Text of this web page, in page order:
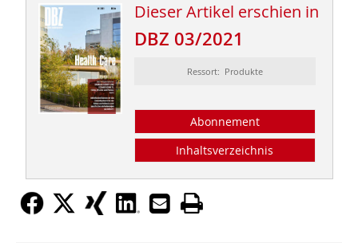
Dieser Artikel erschien in
DBZ 03/2021
Ressort: Produkte
Abonnement
Inhaltsverzeichnis